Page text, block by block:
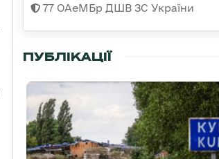
77 ОАеМБр ДШВ ЗС України
ПУБЛІКАЦІЇ